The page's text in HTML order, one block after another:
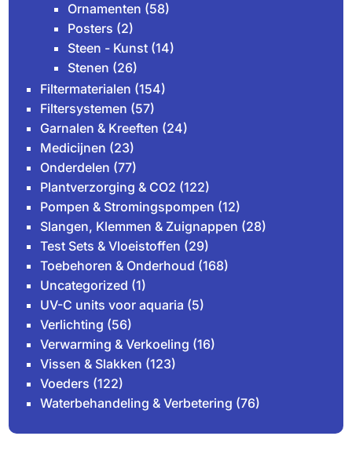
Ornamenten (58)
Posters (2)
Steen - Kunst (14)
Stenen (26)
Filtermaterialen (154)
Filtersystemen (57)
Garnalen & Kreeften (24)
Medicijnen (23)
Onderdelen (77)
Plantverzorging & CO2 (122)
Pompen & Stromingspompen (12)
Slangen, Klemmen & Zuignappen (28)
Test Sets & Vloeistoffen (29)
Toebehoren & Onderhoud (168)
Uncategorized (1)
UV-C units voor aquaria (5)
Verlichting (56)
Verwarming & Verkoeling (16)
Vissen & Slakken (123)
Voeders (122)
Waterbehandeling & Verbetering (76)